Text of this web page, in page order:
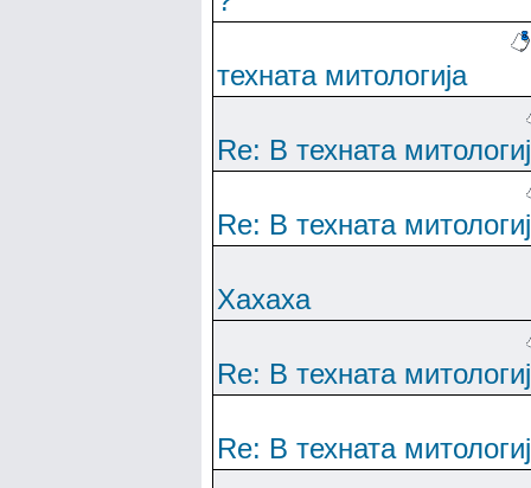
техната митологија
Re: В техната
Re: В техната
Хахаха
Re: В техната
Re: В техната